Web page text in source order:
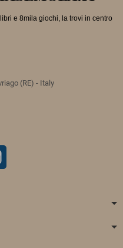
e 8mila giochi, la trovi in centro
(RE) - Italy